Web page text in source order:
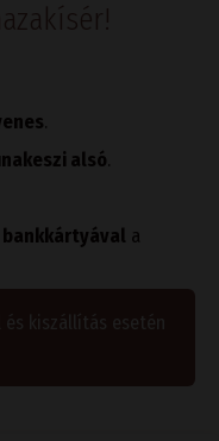
.
alsó.
a